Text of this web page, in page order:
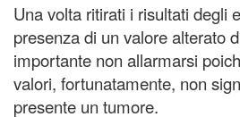
Una volta ritirati i risultati degli
presenza di un valore alterato
importante non allarmarsi
valori, fortunatamente, non
presente un tumore.